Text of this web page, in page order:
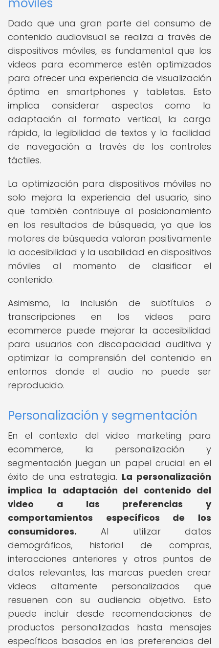
Dado que una gran parte del consumo de
contenido audiovisual se realiza a través de
dispositivos móviles, es fundamental que los
videos para ecommerce estén optimizados
para ofrecer una experiencia de visualización
óptima en smartphones y tabletas. Esto
implica considerar aspectos como la
adaptación al formato vertical, la carga
rápida, la legibilidad de textos y la facilidad
de navegación a través de los controles
táctiles.
La optimización para dispositivos móviles no
solo mejora la experiencia del usuario, sino
que también contribuye al posicionamiento
en los resultados de búsqueda, ya que los
motores de búsqueda valoran positivamente
la accesibilidad y la usabilidad en dispositivos
móviles al momento de clasificar el
contenido.
Asimismo, la inclusión de subtítulos o
transcripciones en los videos para
ecommerce puede mejorar la accesibilidad
para usuarios con discapacidad auditiva y
optimizar la comprensión del contenido en
entornos donde el audio no puede ser
reproducido.
Personalización y segmentación
En el contexto del video marketing para
ecommerce, la personalización y
segmentación juegan un papel crucial en el
éxito de una estrategia. La personalización
implica la adaptación del contenido del
video a las preferencias y
comportamientos específicos de los
consumidores. Al utilizar datos
demográficos, historial de compras,
interacciones anteriores y otros puntos de
datos relevantes, las marcas pueden crear
videos altamente personalizados que
resuenen con su audiencia objetivo. Esto
puede incluir desde recomendaciones de
productos personalizadas hasta mensajes
específicos basados en las preferencias del